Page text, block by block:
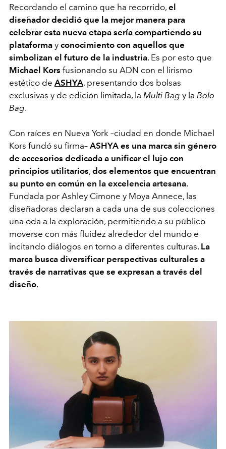
Recordando el camino que ha recorrido, el
diseñador decidió que la mejor manera para
celebrar esta nueva etapa sería compartiendo su
plataforma y conocimiento con aquellos que
simbolizan el futuro de la industria. Es por esto que
Michael Kors fusionando su ADN con el lirismo
estético de ASHYA, presentando dos bolsas
exclusivas y de edición limitada, la Multi Bag y la Bolo
Bag.
Con raíces en Nueva York –ciudad en donde Michael
Kors fundó su firma– ASHYA es una marca sin género
de accesorios dedicada a unificar el lujo con
principios utilitarios, dos elementos que encuentran
su punto en común en la excelencia artesana.
Fundada por Ashley Cimone y Moya Annece, las
diseñadoras declaran a cada una de sus colecciones
una oda a la exploración, permitiendo a su público
moverse con más fluidez alrededor del mundo e
incitando diálogos en torno a diferentes culturas. La
marca busca diversificar perspectivas culturales a
través de narrativas que se expresan a través del
diseño.